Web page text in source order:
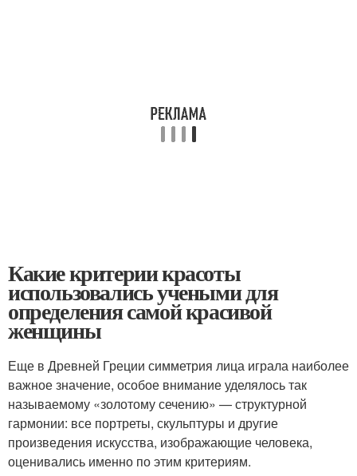
Какие критерии красоты
использовались учеными для
определения самой красивой
женщины
Еще в Древней Греции симметрия лица играла наиболее
важное значение, особое внимание уделялось так
называемому «золотому сечению» — структурной
гармонии: все портреты, скульптуры и другие
произведения искусства, изображающие человека,
оценивались именно по этим критериям.